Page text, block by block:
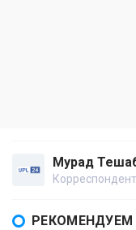
Мурад
РЕКОМЕНДУЕМ